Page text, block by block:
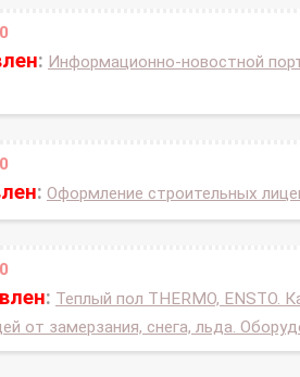
0
: Информационно-новостной
0
: Оформление строительных
0
: Теплый пол THERMO, ENSTO.
от замерзания, снега, льда.